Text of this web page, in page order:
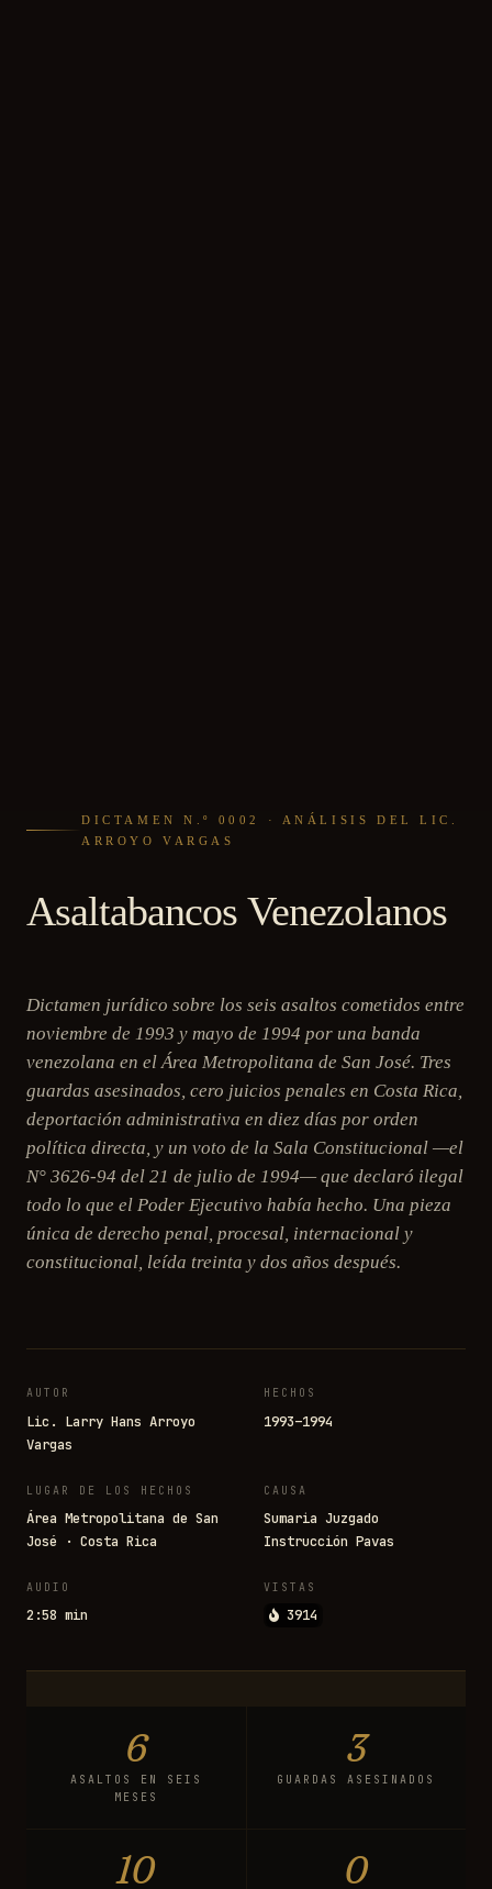
DICTAMEN N.º 0002 · ANÁLISIS DEL LIC.
ARROYO VARGAS
Asaltabancos Venezolanos
Dictamen jurídico sobre los seis asaltos cometidos entre
noviembre de 1993 y mayo de 1994 por una banda
venezolana en el Área Metropolitana de San José. Tres
guardas asesinados, cero juicios penales en Costa Rica,
deportación administrativa en diez días por orden
política directa, y un voto de la Sala Constitucional —el
N° 3626-94 del 21 de julio de 1994— que declaró ilegal
todo lo que el Poder Ejecutivo había hecho. Una pieza
única de derecho penal, procesal, internacional y
constitucional, leída treinta y dos años después.
AUTOR
Lic. Larry Hans Arroyo
Vargas
HECHOS
1993–1994
LUGAR DE LOS HECHOS
Área Metropolitana de San
José · Costa Rica
CAUSA
Sumaria Juzgado
Instrucción Pavas
AUDIO
2:58 min
VISTAS
3914
6
ASALTOS EN SEIS
MESES
3
GUARDAS ASESINADOS
10 0